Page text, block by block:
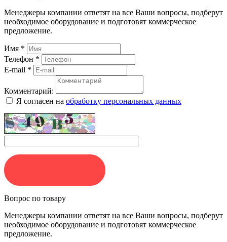
Менеджеры компании ответят на все Ваши вопросы, подберут
необходимое оборудование и подготовят коммерческое
предложение.
Имя *
Телефон *
E-mail *
Комментарий:
Я согласен на обработку персональных данных
Вопрос по товару
Менеджеры компании ответят на все Ваши вопросы, подберут
необходимое оборудование и подготовят коммерческое
предложение.